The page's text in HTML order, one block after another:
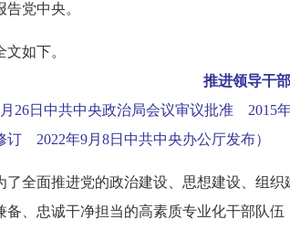
党中央。
文如下。
推进领导干
月 26日中共中央政治局会议审议批准 2015
订 2022年9月 8日中共中央办公厅发布）
全面推进党的政治建设、思想建设、组织
备、忠诚干净担当的高素质专业化干部队